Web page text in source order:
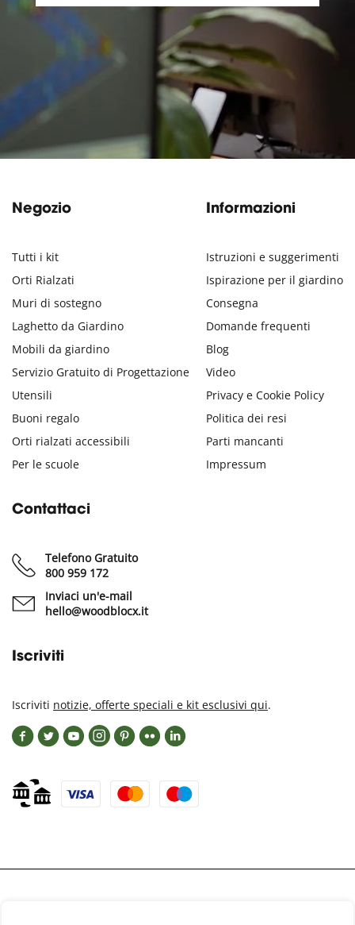
Negozio
Tutti i kit
Orti Rialzati
Muri di sostegno
Laghetto da Giardino
Mobili da giardino
Servizio Gratuito di Progettazione
Utensili
Buoni regalo
Orti rialzati accessibili
Per le scuole
Informazioni
Istruzioni e suggerimenti
Ispirazione per il giardino
Consegna
Domande frequenti
Blog
Video
Privacy e Cookie Policy
Politica dei resi
Parti mancanti
Impressum
Contattaci
Telefono Gratuito
800 959 172
Inviaci un'e-mail
hello@woodblocx.it
Iscriviti
Iscriviti notizie, offerte speciali e kit esclusivi qui.